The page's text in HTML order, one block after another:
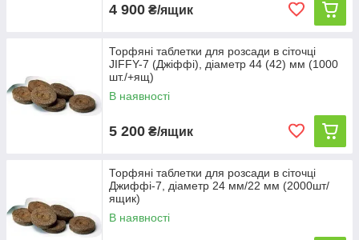
4 900 ₴/ящик
Торфяні таблетки для розсади в сіточці
JIFFY-7 (Джіффі), діаметр 44 (42) мм (1000
шт./+ящ)
В наявності
5 200 ₴/ящик
Торфяні таблетки для розсади в сіточці
Джиффі-7, діаметр 24 мм/22 мм (2000шт/
ящик)
В наявності